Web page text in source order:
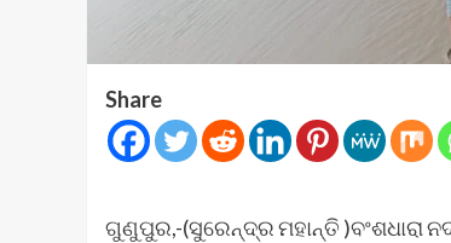
Share
ଗୁଣୁପୁର,-(ସୁରେନ୍ଦ୍ର ମହାନ୍ତି